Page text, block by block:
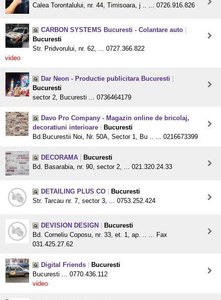
Calea Torontalului, nr. 44, Timisoara, j .. ... 0726.916.826
CARBON SYSTEMS Bucuresti - Colantare auto
Bucuresti
Str. Pridvorului, nr. 62, ... 0727.366.822
video
Dar Neon - Productie publicitara Bucuresti
Bucuresti
sector 2, Bucuresti ... 0736464179
Davo Pro Company - Magazin online de bricolaj,
decoratiuni interioare
Bucuresti
Bd.Bucurestii Noi, Nr. 50A, Sector 1, Bu .. ... 0216673399
DECORAMA
Bucuresti
Bd. Basarabia, nr. 90, sector 2, ... 021.320.24.33
DETAILING PLUS CO
Bucuresti
Str. Tarcau nr. 7, sector 3, ... 0753.252.424
DEVISION DESIGN
Bucuresti
Bd. Corneliu Coposu, nr. 33, et. 1, ap. .. ... Fax
031.425.27.62
Digital Friends
Bucuresti
Bucuresti ... 0770.436.112
video